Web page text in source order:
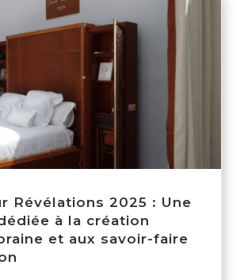
Révélations 2025 : Une
à la création
et aux savoir-faire